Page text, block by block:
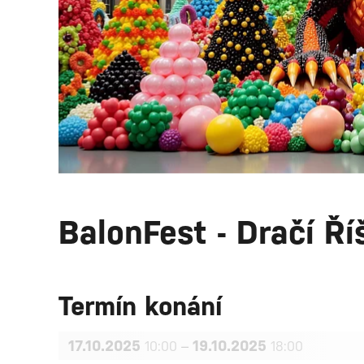
BalonFest - Dračí
Termín konání
17.10.2025 10:00 – 19.10.2025 18:00